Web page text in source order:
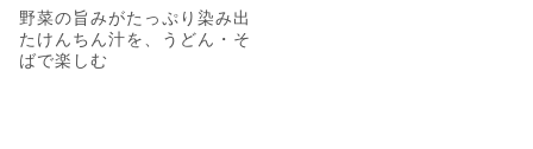
野菜の旨みがたっぷり染み出
たけんちん汁を、うどん・そ
ばで楽しむ